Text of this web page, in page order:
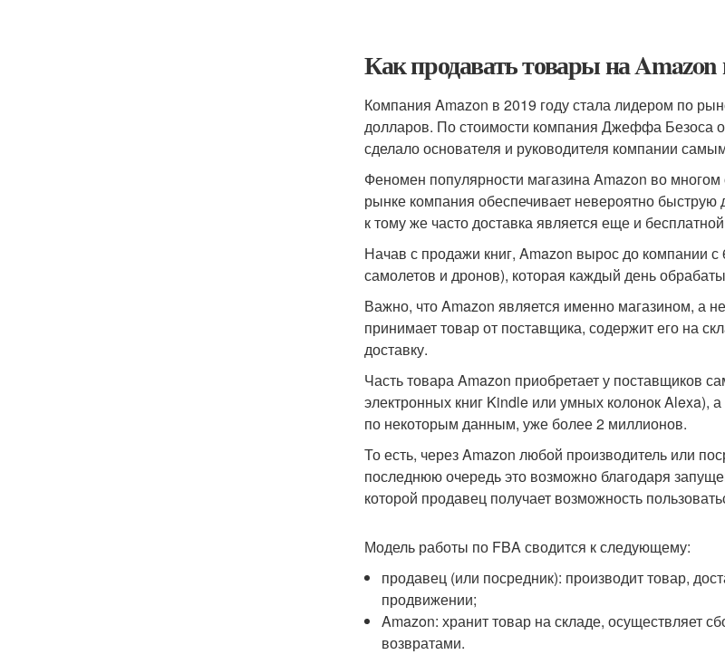
Как продавать товары на
Компания Amazon в 2019 году стала лидером по
долларов. По стоимости компания Джеффа Безоса
сделало основателя и руководителя компании
Феномен популярности магазина Amazon во
рынке компания обеспечивает невероятно быструю
к тому же часто доставка является еще и
Начав с продажи книг, Amazon вырос до компании с
самолетов и дронов), которая каждый день
Важно, что Amazon является именно магазином, а
принимает товар от поставщика, содержит его на
доставку.
Часть товара Amazon приобретает у поставщиков
электронных книг Kindle или умных колонок Alexa),
по некоторым данным, уже более 2 миллионов.
То есть, через Amazon любой производитель или
последнюю очередь это возможно благодаря
которой продавец получает возможность
Модель работы по FBA сводится к следующему:
продавец (или посредник): производит товар,
продвижении;
Amazon: хранит товар на складе, осуществляет
возвратами.